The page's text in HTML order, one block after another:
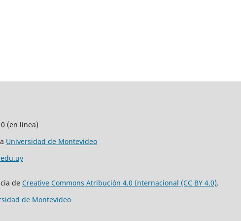
(en línea)
Universidad de Montevideo
de Creative Commons Atribución 4.0 Internacional (CC BY 4.0).
de Montevideo